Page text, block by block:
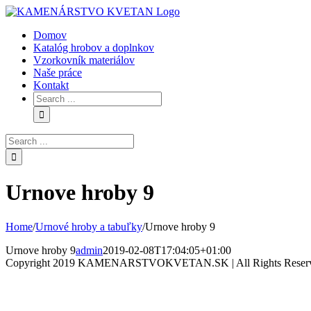
Skip
contentDomov
Katalóg hrobov a doplnkov
Vzorkovník materiálov
Naše práce
Kontakt
Search
for:
Search
for:
Urnove hroby 9
Home/Urnové hroby a tabuľky/Urnove hroby 9
Urnove hroby 9admin2019-02-08T17:04:05+01:00
Copyright 2019 KAMENARSTVOKVETAN.SK | All Rights